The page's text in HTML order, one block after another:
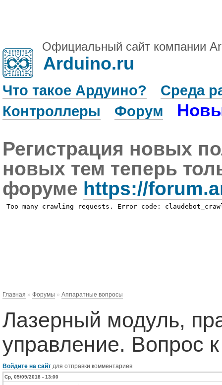
Официальный сайт компании
Arduino.ru
Что такое Ардуино?
Среда
Контроллеры
Форум
Регистрация новых
новых тем теперь
форуме https://
Главная » Форумы » Аппаратные вопросы
Лазерный модуль,
управление. Вопрос
Войдите на сайт для отправки комментариев
Ср, 05/09/2018 - 13:00